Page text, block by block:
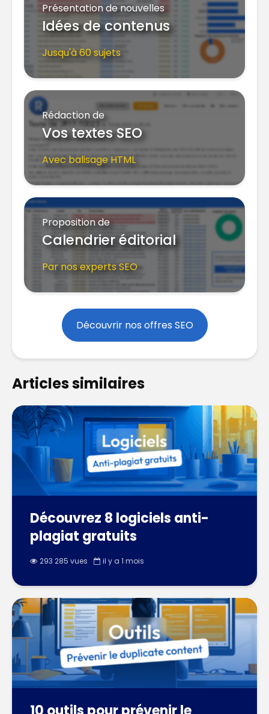
Présentation de nouvelles
Idées de contenus
Jusqu'à 60 sujets
Rédaction de
Vos textes SEO
Avec balisage HTML
Proposition de
Calendrier éditorial
Par nos experts SEO
Découvrir nos offres SEO
Articles similaires
Découvrez 8 logiciels anti-
plagiat gratuits
293 285 vues il y a 1 mois